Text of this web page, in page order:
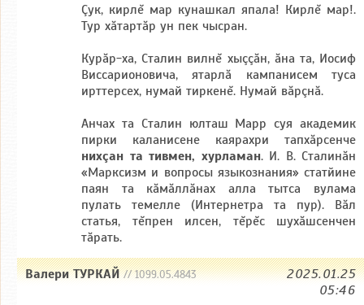
Çук, кирлĕ мар кунашкал япала! Кирлĕ мар!.
Тур хăтартăр ун пек чысран.
Курăр-ха, Сталин вилнĕ хыççăн, ăна та, Иосиф
Виссарионовича, ятарлă кампанисем туса
ирттерсех, нумай тиркенĕ. Нумай вăрçнă.
Анчах та Сталин юлташ Марр суя академик
пирки каланисене каярахри тапхăрсенче
нихçан та тивмен, хурламан. И. В. Сталинăн
«Марксизм и вопросы языкознания» статйине
паян та кăмăллăнах алла тытса вулама
пулать темелле (Интернетра та пур). Вăл
статья, тĕпрен илсен, тĕрĕс шухăшсенчен
тăрать.
Валери ТУРКАЙ// 1099.05.4843
2025.01.25
05:46